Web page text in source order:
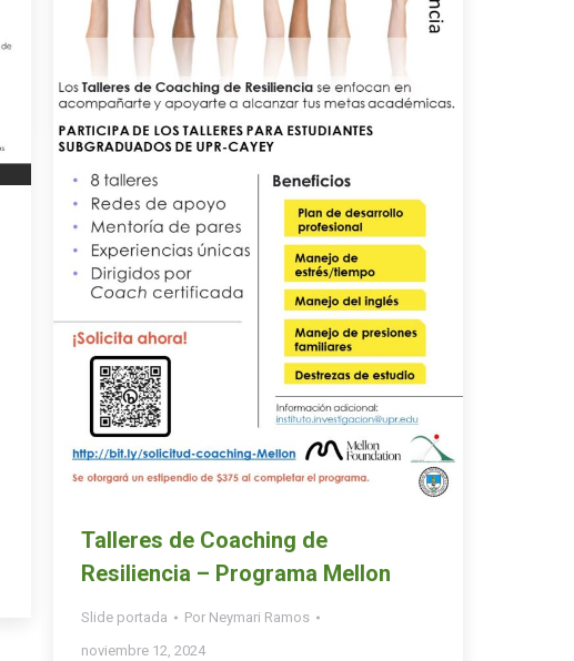
Talleres de Coaching de
Resiliencia – Programa Mellon
Slide portada Por Neymari Ramos
noviembre 12, 2024